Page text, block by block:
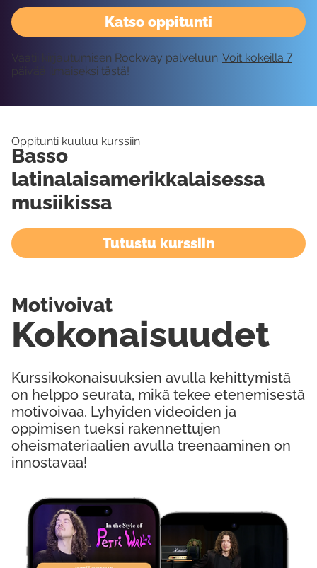
Katso oppitunti
Vaatii kirjautumisen Rockway palveluun. Voit kokeilla 7
päivää ilmaiseksi tästä!
Oppitunti kuuluu kurssiin
Basso
latinalaisamerikkalaisessa
musiikissa
Tutustu kurssiin
Kurssikokonaisuuksien avulla kehittymistä
on helppo seurata, mikä tekee etenemisestä
motivoivaa. Lyhyiden videoiden ja
oppimisen tueksi rakennettujen
oheismateriaalien avulla treenaaminen on
innostavaa!
Kokonaisuudet
Motivoivat